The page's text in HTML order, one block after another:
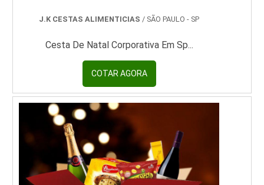
J.K CESTAS ALIMENTICIAS/ SÃO PAULO - SP
Cesta De Natal Corporativa Em Sp...
COTAR AGORA